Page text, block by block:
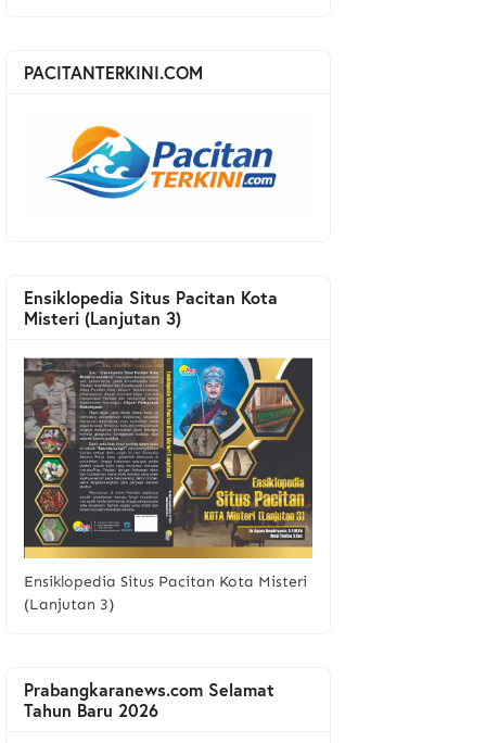
PACITANTERKINI.COM
Ensiklopedia Situs Pacitan Kota
Misteri (Lanjutan 3)
Ensiklopedia Situs Pacitan Kota Misteri
(Lanjutan 3)
Prabangkaranews.com Selamat
Tahun Baru 2026